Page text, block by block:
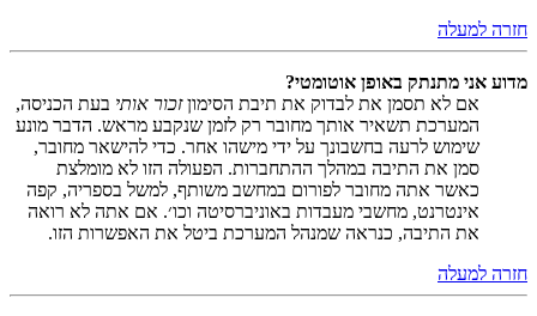
חזרה למעלה
מדוע אני מתנתק באופן אוטומטי?
אם לא תסמן את לבדוק את תיבת הסימוןזכור אותי בעת הכניסה,
המערכת תשאיר אותך מחובר רק לזמן שנקבע מראש. הדבר מונע
שימוש לרעה בחשבונך על ידי מישהו אחר. כדי להישאר מחובר,
סמן את התיבה במהלך ההתחברות. הפעולה הזו לא מומלצת
כאשר אתה מחובר לפורום במחשב משותף, למשל בספריה, קפה
אינטרנט, מחשבי מעבדות באוניברסיטה וכו׳. אם אתה לא רואה
את התיבה, כנראה שמנהל המערכת ביטל את האפשרות הזו.
חזרה למעלה